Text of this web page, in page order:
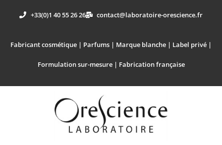
+33(0)1 40 55 26 26 contact@laboratoire-orescience.fr
Fabricant cosmétique | Parfums | Marque blanche | Label privé |
Formulation sur-mesure | Fabrication française